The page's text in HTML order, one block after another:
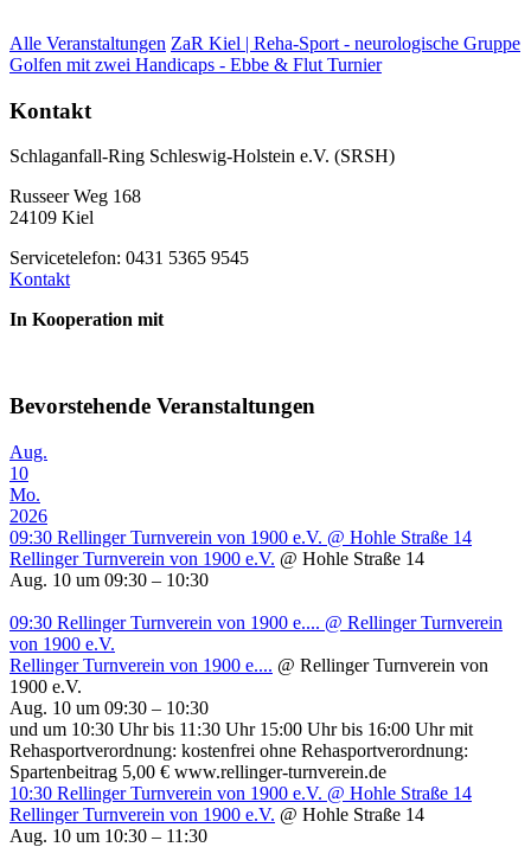
Alle Veranstaltungen ZaR Kiel | Reha-Sport - neurologische Gruppe
Golfen mit zwei Handicaps - Ebbe & Flut Turnier
Kontakt
Schlaganfall-Ring Schleswig-Holstein e.V. (SRSH)
Russeer Weg 168
24109 Kiel
Servicetelefon: 0431 5365 9545
Kontakt
In Kooperation mit
Bevorstehende Veranstaltungen
Aug.
10
Mo.
2026
09:30 Rellinger Turnverein von 1900 e.V. @ Hohle Straße 14
Rellinger Turnverein von 1900 e.V. @ Hohle Straße 14
Aug. 10 um 09:30 – 10:30
09:30 Rellinger Turnverein von 1900 e.... @ Rellinger Turnverein
von 1900 e.V.
Rellinger Turnverein von 1900 e.... @ Rellinger Turnverein von
1900 e.V.
Aug. 10 um 09:30 – 10:30
und um 10:30 Uhr bis 11:30 Uhr 15:00 Uhr bis 16:00 Uhr mit
Rehasportverordnung: kostenfrei ohne Rehasportverordnung:
Spartenbeitrag 5,00 € www.rellinger-turnverein.de
10:30 Rellinger Turnverein von 1900 e.V. @ Hohle Straße 14
Rellinger Turnverein von 1900 e.V. @ Hohle Straße 14
Aug. 10 um 10:30 – 11:30